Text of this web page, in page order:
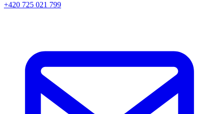
+420 725 021 799